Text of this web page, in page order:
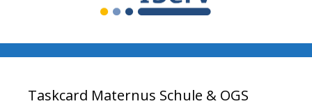
Taskcard Maternus Schule & OGS